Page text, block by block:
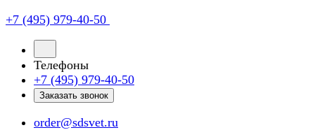
+7 (495) 979-40-50
Телефоны
+7 (495) 979-40-50
Заказать звонок
order@sdsvet.ru